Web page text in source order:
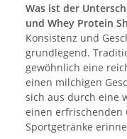
Was ist der
und Whey Protein
Konsistenz und
grundlegend.
gewöhnlich eine
einen milchigen
sich aus durch eine
einen erfrischenden
Sportgetränke